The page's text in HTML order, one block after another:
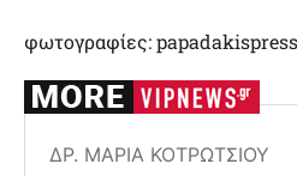
φωτογραφίες:
ΔΡ. ΜΑΡΊΑ ΚΟΤΡΏΤΣΙΟΥ